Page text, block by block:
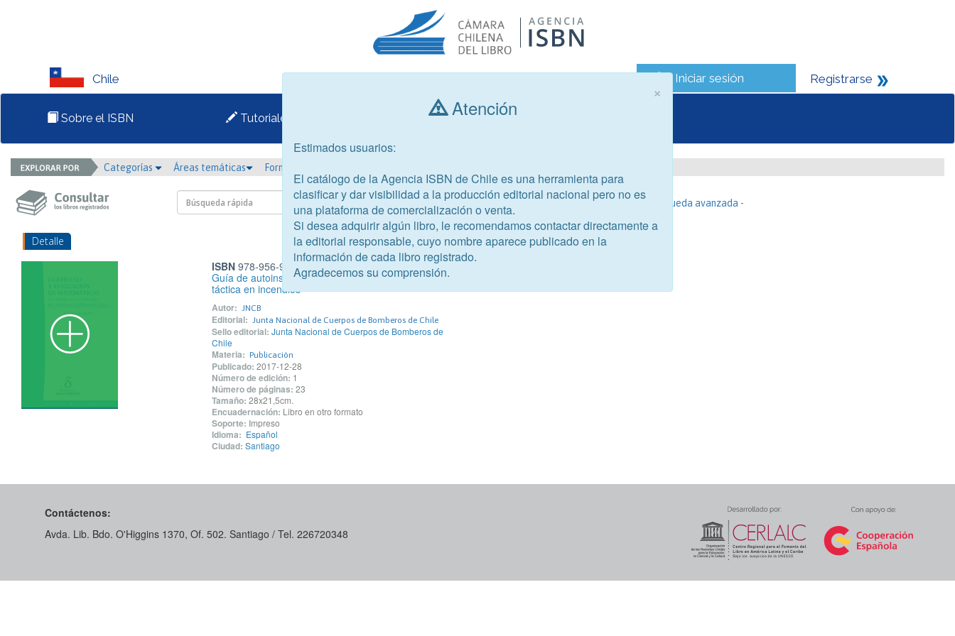
Chile Iniciar sesión Registrarse
Sobre el ISBN Tutoriales Consultar libros
Categorías Áreas temáticas Formato
- Búsqueda avanzada -
Detalle
ISBN978-956-9682-27-8
Guía de autoinstrucción Nº5: técnicas de ventilación
táctica en incendios
Autor: JNCB
Editorial: Junta Nacional de Cuerpos de Bomberos de Chile
Sello editorial: Junta Nacional de Cuerpos de Bomberos de
Chile
Materia: Publicación
Publicado: 2017-12-28
Número de edición: 1
Número de páginas: 23
Tamaño: 28x21,5cm.
Encuadernación: Libro en otro formato
Soporte: Impreso
Idioma: Español
Ciudad: Santiago
Contáctenos:
Avda. Lib. Bdo. O'Higgins 1370, Of. 502. Santiago / Tel. 226720348
×
Atención
Estimados usuarios:
El catálogo de la Agencia ISBN de Chile es una herramienta para
clasificar y dar visibilidad a la producción editorial nacional pero no es
una plataforma de comercialización o venta.
Si desea adquirir algún libro, le recomendamos contactar directamente a
la editorial responsable, cuyo nombre aparece publicado en la
información de cada libro registrado.
Agradecemos su comprensión.